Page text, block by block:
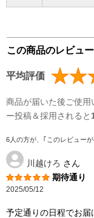
この商品のレビュ
平均評価
商品が届いた後ご使用
ー投稿＆採用されると
6人の方が、｢このレビュー
川越けろ さん
期待通り
2025/05/12
予定通りの日程でお届